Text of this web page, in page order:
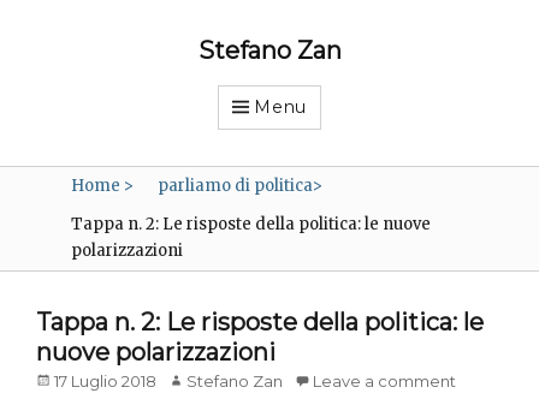
Stefano Zan
Menu
Home > parliamo di politica>
Tappa n. 2: Le risposte della politica: le nuove
polarizzazioni
Tappa n. 2: Le risposte della politica: le
nuove polarizzazioni
Posted
17 Luglio 2018 Author
Stefano Zan Leave a comment